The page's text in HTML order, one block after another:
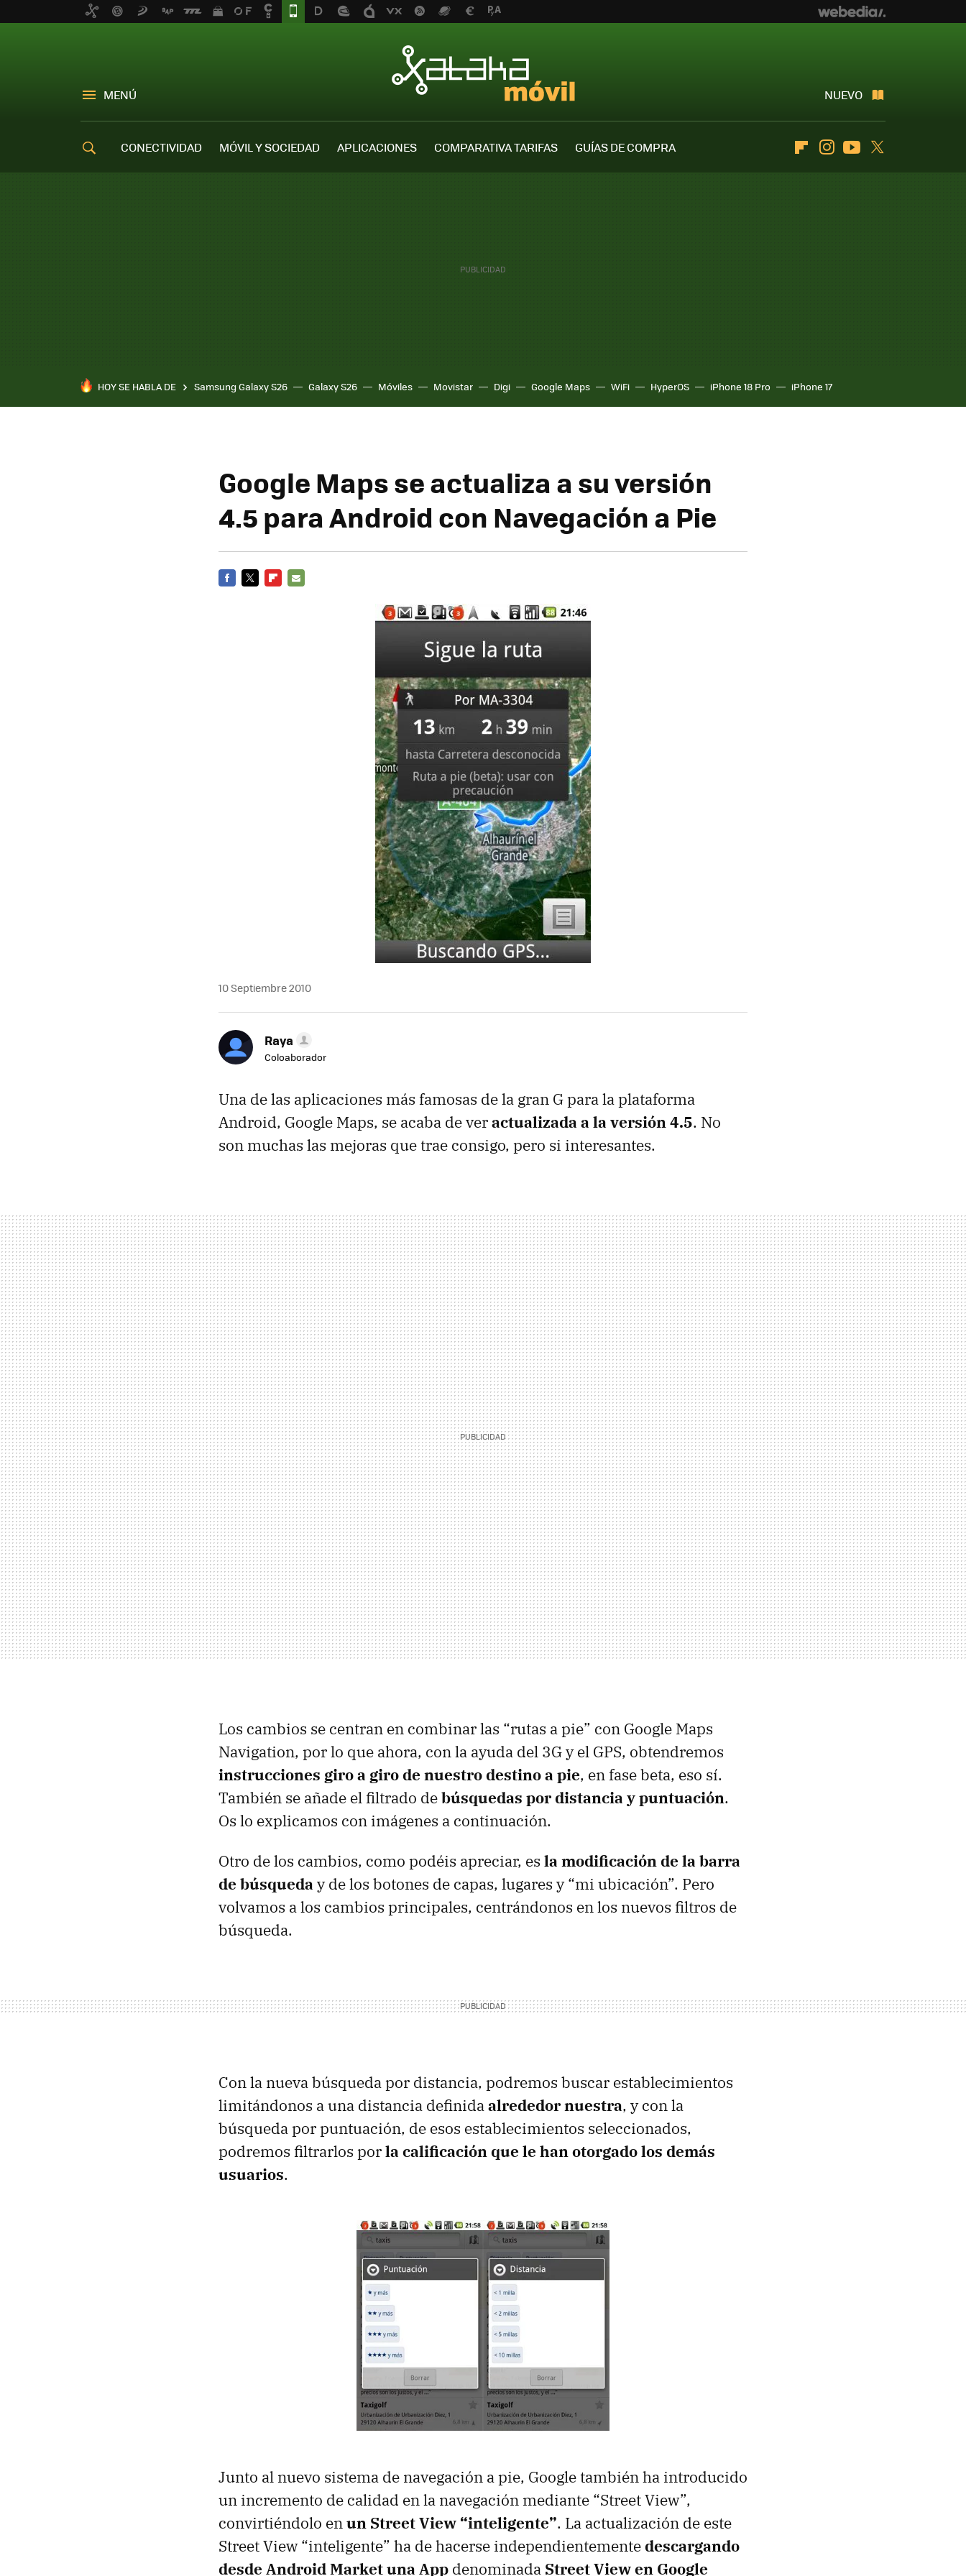
MENÚ NUEVO
CONECTIVIDAD MÓVIL Y SOCIEDAD APLICACIONES COMPARATIVA TARIFAS
GUÍAS DE COMPRA
FlipboardInstagramYoutube
HOY SE HABLA DE Samsung Galaxy S26 Galaxy S26 Móviles Movistar Digi Google Maps WiFi HyperOS iPhone 18 Pro iPhone 17
Google Maps se actualiza a su versión
4.5 para Android con Navegación a Pie
10 Septiembre 2010
Raya
Coloaborador
Una de las aplicaciones más famosas de la gran G para la plataforma
Android, Google Maps, se acaba de veractualizada a la versión 4.5. No
son muchas las mejoras que trae consigo, pero si interesantes.
Los cambios se centran en combinar las “rutas a pie” con Google Maps
Navigation, por lo que ahora, con la ayuda del 3G y el GPS, obtendremos
instrucciones giro a giro de nuestro destino a pie, en fase beta, eso sí.
También se añade el filtrado debúsquedas por distancia y puntuación.
Os lo explicamos con imágenes a continuación.
Otro de los cambios, como podéis apreciar, es la modificación de la barra
de búsqueda y de los botones de capas, lugares y “mi ubicación”. Pero
volvamos a los cambios principales, centrándonos en los nuevos filtros de
búsqueda.
Con la nueva búsqueda por distancia, podremos buscar establecimientos
limitándonos a una distancia definidaalrededor nuestra, y con la
búsqueda por puntuación, de esos establecimientos seleccionados,
podremos filtrarlos porla calificación que le han otorgado los demás
usuarios.
Junto al nuevo sistema de navegación a pie, Google también ha introducido
un incremento de calidad en la navegación mediante “Street View”,
convirtiéndolo enun Street View “inteligente”. La actualización de este
Street View “inteligente” ha de hacerse independientementedescargando
desde Android Market una App denominada Street View en Google